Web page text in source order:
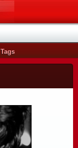
Tags